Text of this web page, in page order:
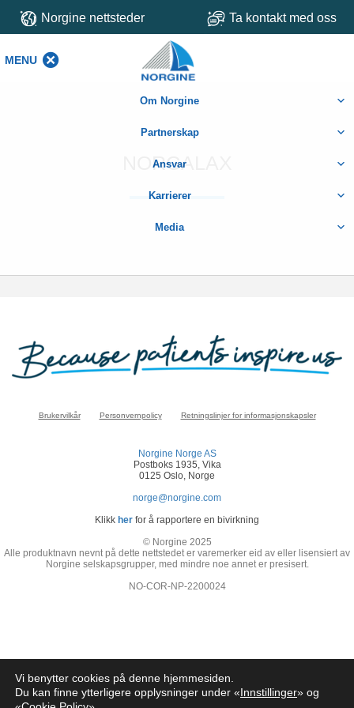
Norgine nettsteder Ta kontakt med oss
MENU
Om Norgine
Partnerskap
Ansvar
Karrierer
Media
NORGALAX
Brukervilkår Personvernpolicy Retningslinjer for informasjonskapsler
Norgine Norge AS
Postboks 1935, Vika
0125 Oslo, Norge
norge@norgine.com
Klikk her for å rapportere en bivirkning
© Norgine 2025
Alle produktnavn nevnt på dette nettstedet er varemerker eid av eller lisensiert av
Norgine selskapsgrupper, med mindre noe annet er presisert.
NO-COR-NP-2200024
Vi benytter cookies på denne hjemmesiden.
Du kan finne ytterligere opplysninger under «Innstillinger» og